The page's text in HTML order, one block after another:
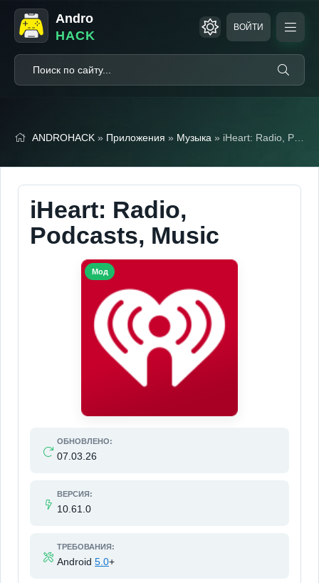
Andro
HACK
ВОЙТИ
ANDROHACK » Приложения » Музыка » iHeart: Radio, Podcasts, Music (Мод, Без рекламы)
iHeart: Radio,
Podcasts, Music
ОБНОВЛЕНО:
07.03.26
ВЕРСИЯ:
10.61.0
ТРЕБОВАНИЯ:
Android 5.0+
Мод